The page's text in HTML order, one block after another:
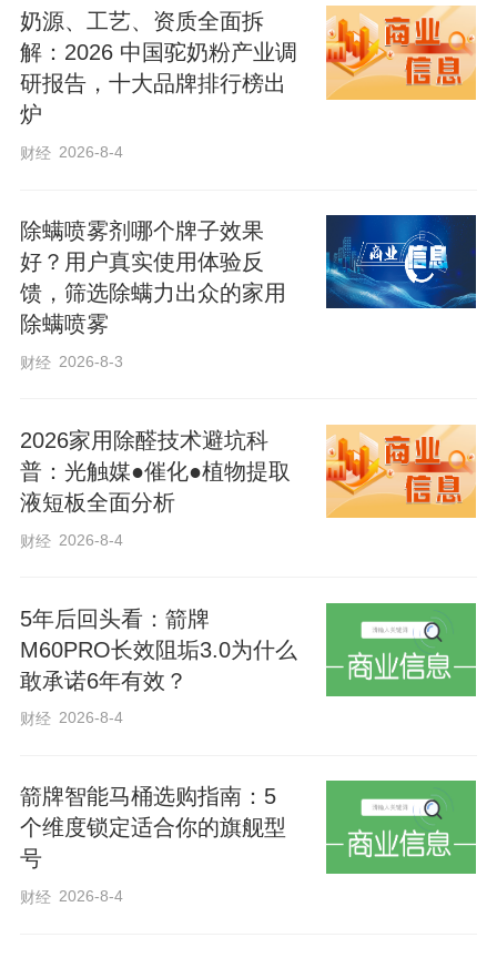
局做了大量细致的工作。一方面，组建了
专业的无人机作业队伍。另一方面，制定
了严格的技术规范，明确药剂配比标准、
飞行高度参数及喷洒速度要求，推行现场
们全程都按照规范操作，定期检修设备，
保证作业质量和安全。”农用无人机操作员
白晨枫介绍。
导队伍，现场讲解药剂混配、喷施时间等
关键要点，及时解决防控难题，推动“一喷
三防”工作全覆盖、无死角、见实效。
奶源、工艺、资质全面拆
解：2026 中国驼奶粉产业调
研报告，十大品牌排行榜出
炉
财经 2026-8-4
除螨喷雾剂哪个牌子效果
好？用户真实使用体验反
馈，筛选除螨力出众的家用
除螨喷雾
财经 2026-8-3
2026家用除醛技术避坑科
普：光触媒●催化●植物提取
液短板全面分析
财经 2026-8-4
5年后回头看：箭牌
M60PRO长效阻垢3.0为什么
敢承诺6年有效？
财经 2026-8-4
箭牌智能马桶选购指南：5
个维度锁定适合你的旗舰型
号
财经 2026-8-4